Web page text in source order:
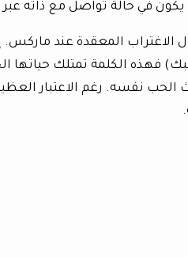
يكون في حالة تواصل مع ذاته
الاغتراب المعقدة عند ماركس.
فهذه الكلمة تمتلك حياتها
الحب نفسه. رغم الاعتبار